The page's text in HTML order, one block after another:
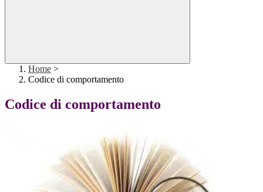
Home >
Codice di comportamento
Codice di comportamento